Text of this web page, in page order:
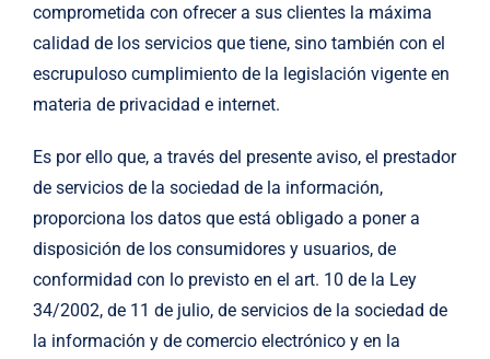
comprometida con ofrecer a sus clientes la máxima
calidad de los servicios que tiene, sino también con el
escrupuloso cumplimiento de la legislación vigente en
materia de privacidad e internet.
Es por ello que, a través del presente aviso, el prestador
de servicios de la sociedad de la información,
proporciona los datos que está obligado a poner a
disposición de los consumidores y usuarios, de
conformidad con lo previsto en el art. 10 de la Ley
34/2002, de 11 de julio, de servicios de la sociedad de
la información y de comercio electrónico y en la